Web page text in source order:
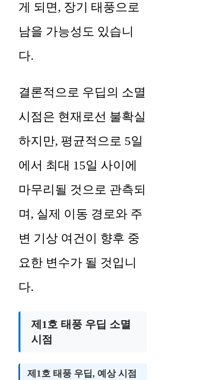
게 되면, 장기 태풍으로
남을 가능성도 있습니
다.
결론적으로 우딥의 소멸
시점은 현재로선 불확실
하지만, 평균적으로 5일
에서 최대 15일 사이에
마무리될 것으로 관측되
며, 실제 이동 경로와 주
변 기상 여건이 향후 중
요한 변수가 될 것입니
다.
제1호 태풍 우딥 소멸
시점
제1호 태풍 우딥, 예상 시점